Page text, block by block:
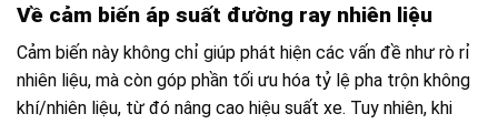
Về cảm biến áp suất đường ray nhiên liệu
Cảm biến này không chỉ giúp phát hiện các vấn đề như rò rỉ
nhiên liệu, mà còn góp phần tối ưu hóa tỷ lệ pha trộn không
khí/nhiên liệu, từ đó nâng cao hiệu suất xe. Tuy nhiên, khi